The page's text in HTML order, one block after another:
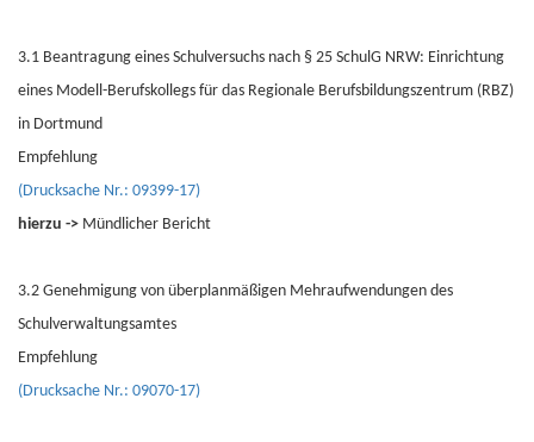
3.1 Beantragung eines Schulversuchs nach § 25 SchulG NRW: Einrichtung
eines Modell-Berufskollegs für das Regionale Berufsbildungszentrum (RBZ)
in Dortmund
Empfehlung
(Drucksache Nr.: 09399-17)
hierzu -> Mündlicher Bericht
3.2 Genehmigung von überplanmäßigen Mehraufwendungen des
Schulverwaltungsamtes
Empfehlung
(Drucksache Nr.: 09070-17)